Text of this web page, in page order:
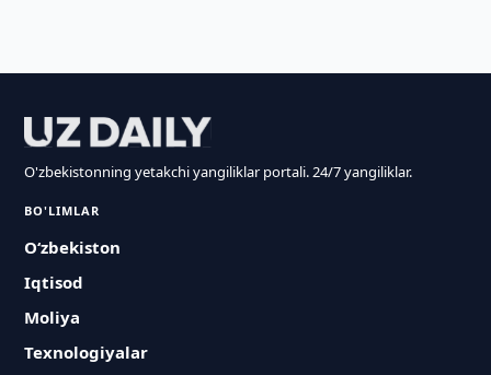
O'zbekistonning yetakchi yangiliklar portali. 24/7 yangiliklar.
BO'LIMLAR
O‘zbekiston
Iqtisod
Moliya
Texnologiyalar